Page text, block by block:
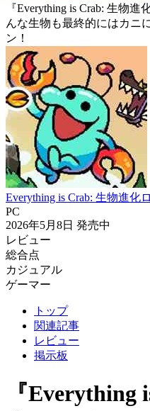
『Everything is Crab: 生物
んな生物も最終的にはカニ
ン！
Everything is Crab: 生物進化
PC
2026年5月8日 発売中
レビュー
総合点
カジュアル
ゲーマー
トップ
関連記事
レビュー
掲示板
『